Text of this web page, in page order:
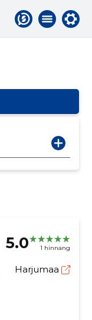
5.0 1 hinnang
Harjumaa